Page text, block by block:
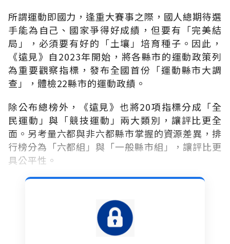
所謂運動即國力，逢重大賽事之際，國人總期待選
手能為自己、國家爭得好成績，但要有「完美結
局」，必須要有好的「土壤」培育種子。因此，
《遠見》自2023年開始，將各縣市的運動政策列
為重要觀察指標，發布全國首份「運動縣市大調
查」，體檢22縣市的運動政績。
除公布總榜外，《遠見》也將20項指標分成「全
民運動」與「競技運動」兩大類別，讓評比更全
面。另考量六都與非六都縣市掌握的資源差異，排
行榜分為「六都組」與「一般縣市組」，讓評比更
具公平性。